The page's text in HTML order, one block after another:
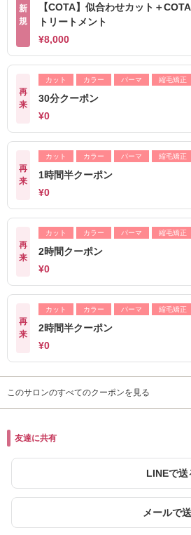
新
規
【COTA】似合わせカット＋
トリートメント
¥8,000
再
来
カット カラー パーマ 縮毛矯正
30分クーポン
¥0
再
来
カット カラー パーマ 縮毛矯正
1時間半クーポン
¥0
再
来
カット カラー パーマ 縮毛矯正
2時間クーポン
¥0
再
来
カット カラー パーマ 縮毛矯正
2時間半クーポン
¥0
このサロンのすべてのクーポンを見る
友達に共有
LINEで送
メールで